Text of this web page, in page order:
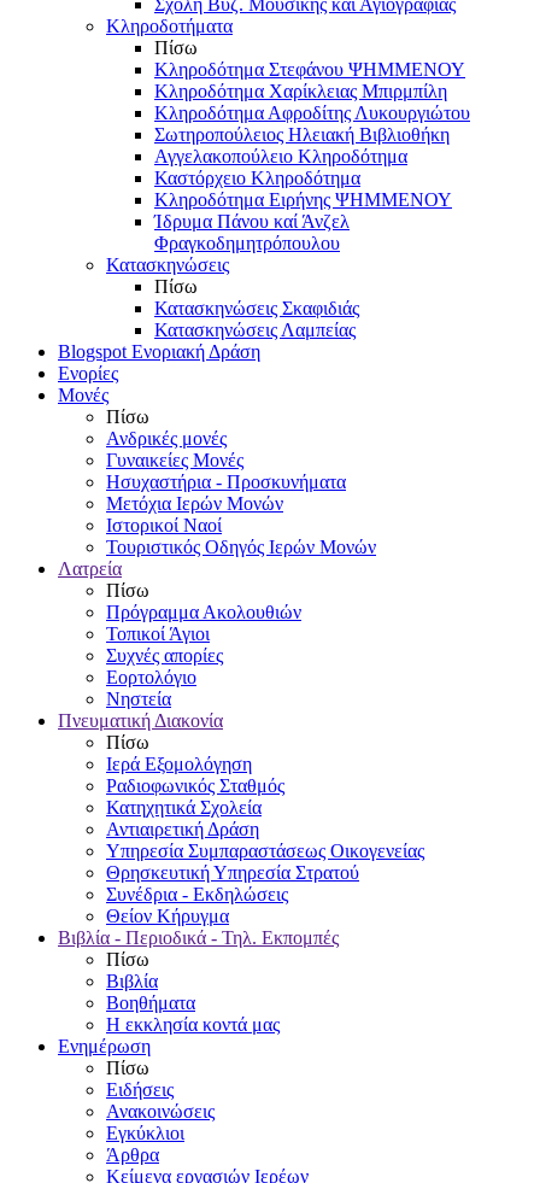
Κληροδοτήματα
Πίσω
Κληροδότημα Στεφάνου ΨΗΜΜΕΝΟΥ
Κληροδότημα Χαρίκλειας Μπιρμπίλη
Κληροδότημα Αφροδίτης Λυκουργιώτου
Σωτηροπούλειος Ηλειακή Βιβλιοθήκη
Αγγελακοπούλειο Κληροδότημα
Καστόρχειο Κληροδότημα
Κληροδότημα Ειρήνης ΨΗΜΜΕΝΟΥ
Ίδρυμα Πάνου καί Άνζελ
Φραγκοδημητρόπουλου
Κατασκηνώσεις
Πίσω
Κατασκηνώσεις Σκαφιδιάς
Κατασκηνώσεις Λαμπείας
Blogspot Ενοριακή Δράση
Ενορίες
Μονές
Πίσω
Ανδρικές μονές
Γυναικείες Μονές
Ησυχαστήρια - Προσκυνήματα
Μετόχια Ιερών Μονών
Ιστορικοί Ναοί
Τουριστικός Οδηγός Ιερών Μονών
Λατρεία
Πίσω
Πρόγραμμα Ακολουθιών
Τοπικοί Άγιοι
Συχνές απορίες
Εορτολόγιο
Νηστεία
Πνευματική Διακονία
Πίσω
Ιερά Εξομολόγηση
Ραδιοφωνικός Σταθμός
Κατηχητικά Σχολεία
Αντιαιρετική Δράση
Υπηρεσία Συμπαραστάσεως Οικογενείας
Θρησκευτική Υπηρεσία Στρατού
Συνέδρια - Εκδηλώσεις
Θείον Κήρυγμα
Βιβλία - Περιοδικά - Τηλ. Εκπομπές
Πίσω
Βιβλία
Βοηθήματα
Η εκκλησία κοντά μας
Ενημέρωση
Πίσω
Ειδήσεις
Ανακοινώσεις
Εγκύκλιοι
Άρθρα
Κείμενα εργασιών Ιερέων